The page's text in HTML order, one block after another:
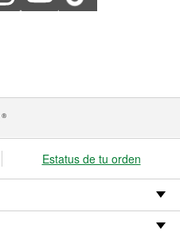
®
Estatus de tu orden